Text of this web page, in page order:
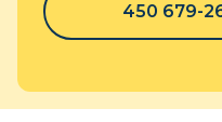
450 679-